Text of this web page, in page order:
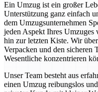
Ein Umzug ist ein großer
Unterstützung ganz einfach
dem Umzugsunternehmen
jeden Aspekt Ihres Umzuges
hin zur letzten Kiste. Wir
Verpacken und den sicheren
Wesentliche konzentrieren
Unser Team besteht aus
einen Umzug reibungslos